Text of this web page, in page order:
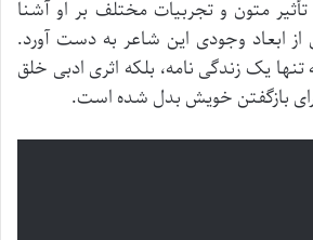
متون و تجربیات مختلف بر او آشنا
ابعاد وجودی این شاعر به دست آورد.
یک زندگی نامه، بلکه اثری ادبی خلق
بازگفتن خویش بدل شده است.